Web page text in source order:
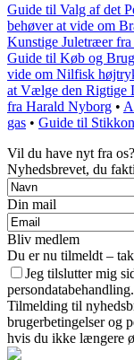
Guide til Valg af det
behøver at vide om
Kunstige Juletræer
Guide til Køb og Brug
vide om Nilfisk
at Vælge den Rigtige
fra Harald Nyborg •
gas • Guide til
Vil du have nyt fra
Nyhedsbrevet, du
Din mail
Bliv medlem
Du er nu tilmeldt – tak
Jeg tilslutter mig
persondatabehandling.
Tilmelding til
brugerbetingelser og
hvis du ikke længere